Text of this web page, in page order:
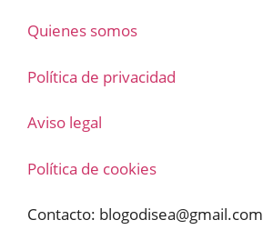
Quienes somos
Política de privacidad
Aviso legal
Política de cookies
Contacto: blogodisea@gmail.com